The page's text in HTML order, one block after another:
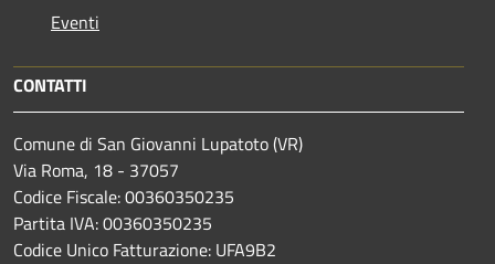
Eventi
CONTATTI
Comune di San Giovanni Lupatoto (VR)
Via Roma, 18 - 37057
Codice Fiscale: 00360350235
Partita IVA: 00360350235
Codice Unico Fatturazione: UFA9B2